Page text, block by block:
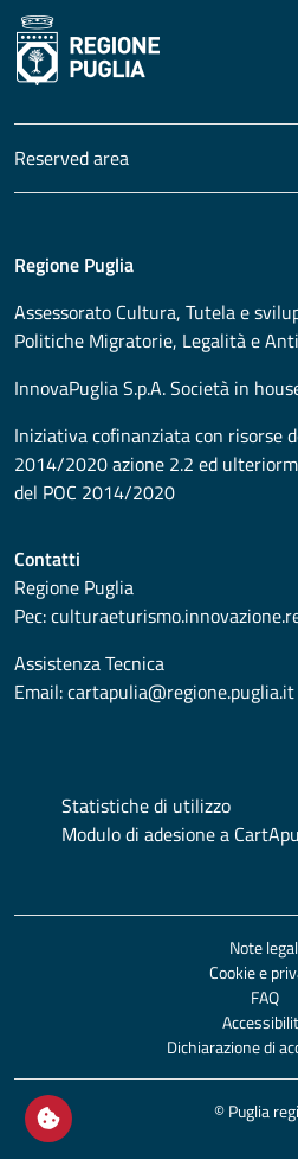
Open / close cookie settings
Reserved area
Regione Puglia
Assessorato Cultura, Tutela e
Politiche Migratorie, Legalità e
InnovaPuglia S.p.A. Società in
Iniziativa cofinanziata con risorse
2014/2020 azione 2.2 ed
del POC 2014/2020
Contatti
Regione Puglia
Pec:
Assistenza Tecnica
Email:cartapulia@regione.puglia.it
Statistiche di utilizzo
Modulo di adesione a
Note
Cookie e
FAQ
Dichiarazione di
© Puglia